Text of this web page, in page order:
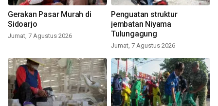
Gerakan Pasar Murah di
Sidoarjo
Jumat, 7 Agustus 2026
Penguatan struktur
jembatan Niyama
Tulungagung
Jumat, 7 Agustus 2026